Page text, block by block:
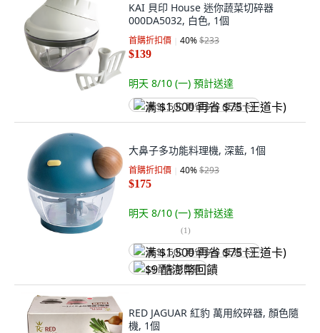
KAI 貝印 House 迷你蔬菜切碎器
000DA5032, 白色, 1個
首購折扣價 40%$233
$139
明天 8/10 (一) 預計送達
满 $1,500 再省 $75 (王道卡)
大鼻子多功能料理機, 深藍, 1個
首購折扣價 40%$293
$175
明天 8/10 (一) 預計送達
(1)
满 $1,500 再省 $75 (王道卡)
$9 酷澎幣回饋
RED JAGUAR 紅豹 萬用絞碎器, 顏色隨
機, 1個